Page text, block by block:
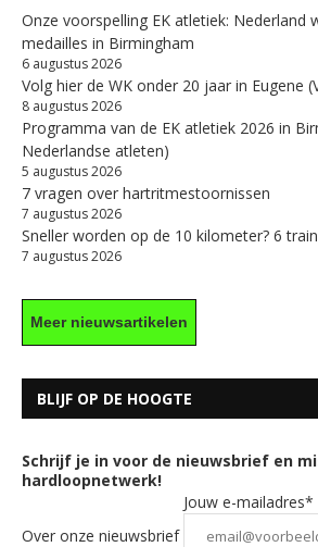
Onze voorspelling EK atletiek: Nederland
medailles in Birmingham
6 augustus 2026
Volg hier de WK onder 20 jaar in Eugene
8 augustus 2026
Programma van de EK atletiek 2026 in
Nederlandse atleten)
5 augustus 2026
7 vragen over hartritmestoornissen
7 augustus 2026
Sneller worden op de 10 kilometer? 6
7 augustus 2026
Meer nieuwsartikelen
BLIJF OP DE HOOGTE
Schrijf je in voor de nieuwsbrief en
hardloopnetwerk!
Over onze nieuwsbrief
Jouw e-mailadres*